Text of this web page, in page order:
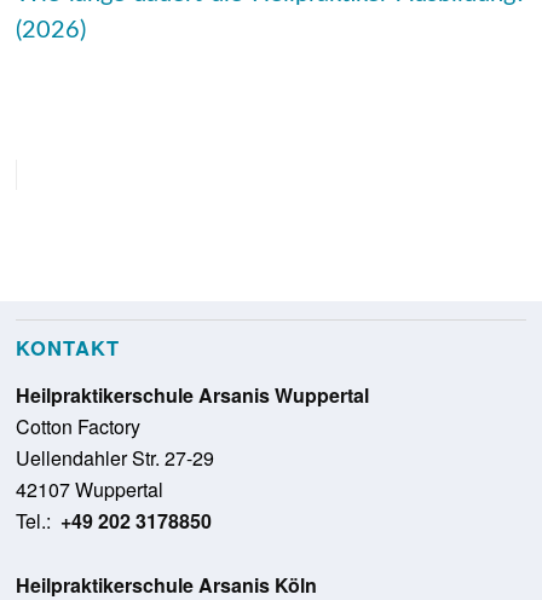
(2026)
KONTAKT
Heilpraktikerschule Arsanis Wuppertal
Cotton Factory
Uellendahler Str. 27-29
42107 Wuppertal
Tel.: +49 202 3178850
Heilpraktikerschule Arsanis Köln